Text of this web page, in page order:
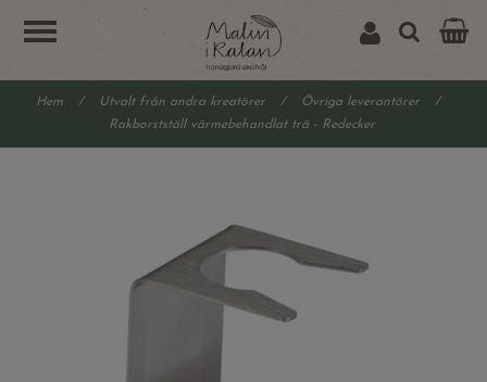
Hem / Utvalt från andra kreatörer / Övriga leverantörer
/
Rakborstställ värmebehandlat trä - Redecker